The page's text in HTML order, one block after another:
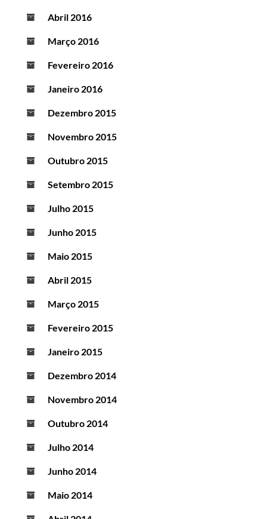
Abril 2016
Março 2016
Fevereiro 2016
Janeiro 2016
Dezembro 2015
Novembro 2015
Outubro 2015
Setembro 2015
Julho 2015
Junho 2015
Maio 2015
Abril 2015
Março 2015
Fevereiro 2015
Janeiro 2015
Dezembro 2014
Novembro 2014
Outubro 2014
Julho 2014
Junho 2014
Maio 2014